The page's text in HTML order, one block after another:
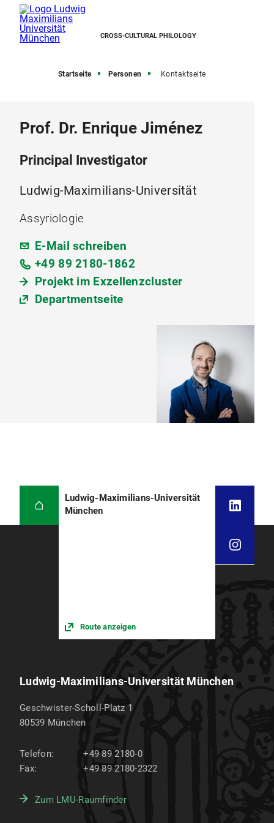
CROSS-CULTURAL PHILOLOGY
Startseite Personen Kontaktseite
Prof. Dr. Enrique Jiménez
Principal Investigator
Ludwig-Maximilians-Universität
Assyriologie
E-Mail schreiben
+49 89 2180-1862
Projekt im Exzellenzcluster
Departmentseite
Ludwig-Maximilians-Universität
München
Route anzeigen
Ludwig-Maximilians-Universität München
Geschwister-Scholl-Platz 1
80539 München
Telefon:
+49 89 2180-0
Fax:
+49 89 2180-2322
Zum LMU-Raumfinder